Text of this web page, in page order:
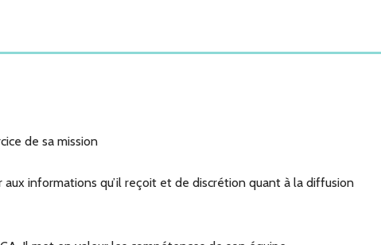
de sa mission
informations qu’il reçoit et de discrétion quant à la diffusion